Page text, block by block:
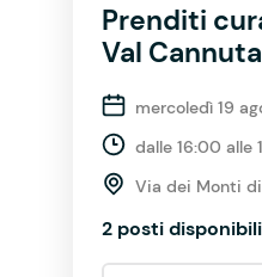
Prenditi
Val Cannuta
mercoledì 19
dalle 16:00 alle
Via dei Monti
2 posti disponibili